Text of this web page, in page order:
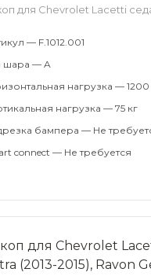
для Chevrolet Lacetti
— F.1012.001
шара — A
нагрузка — 1200
нагрузка — 75 кг
бампера — Не
connect — Не требуется
для Chevrolet
(2013-2015), Ravon